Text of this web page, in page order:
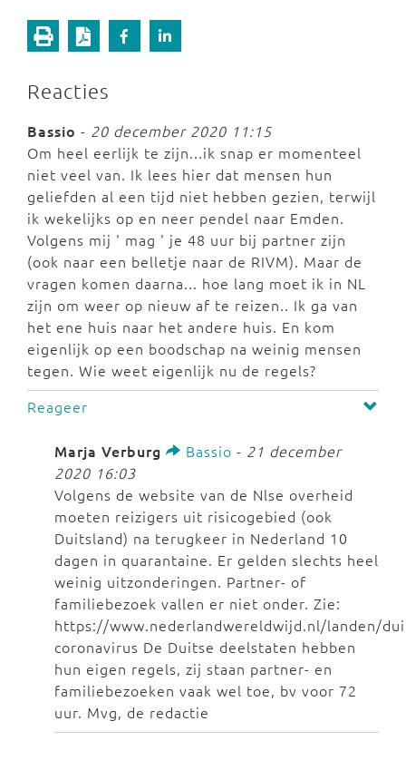
Reacties
Bassio - 20 december 2020 11:15
Om heel eerlijk te zijn...ik snap er momenteel
niet veel van. Ik lees hier dat mensen hun
geliefden al een tijd niet hebben gezien, terwijl
ik wekelijks op en neer pendel naar Emden.
Volgens mij ' mag ' je 48 uur bij partner zijn
(ook naar een belletje naar de RIVM). Maar de
vragen komen daarna... hoe lang moet ik in NL
zijn om weer op nieuw af te reizen.. Ik ga van
het ene huis naar het andere huis. En kom
eigenlijk op een boodschap na weinig mensen
tegen. Wie weet eigenlijk nu de regels?
Reageer
Marja Verburg Bassio - 21 december
2020 16:03
Volgens de website van de Nlse overheid
moeten reizigers uit risicogebied (ook
Duitsland) na terugkeer in Nederland 10
dagen in quarantaine. Er gelden slechts heel
weinig uitzonderingen. Partner- of
familiebezoek vallen er niet onder. Zie:
https://www.nederlandwereldwijd.nl/landen/
coronavirus De Duitse deelstaten hebben
hun eigen regels, zij staan partner- en
familiebezoeken vaak wel toe, bv voor 72
uur. Mvg, de redactie